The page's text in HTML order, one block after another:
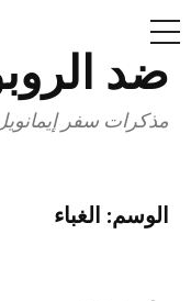
انتقل
إلى
المحتوى
ضد
مذكرات سفر
قائمة
طعام
الوسم: الغباء